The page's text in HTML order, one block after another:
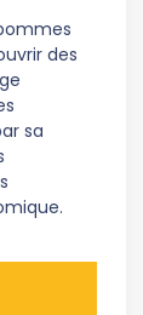
des
sa